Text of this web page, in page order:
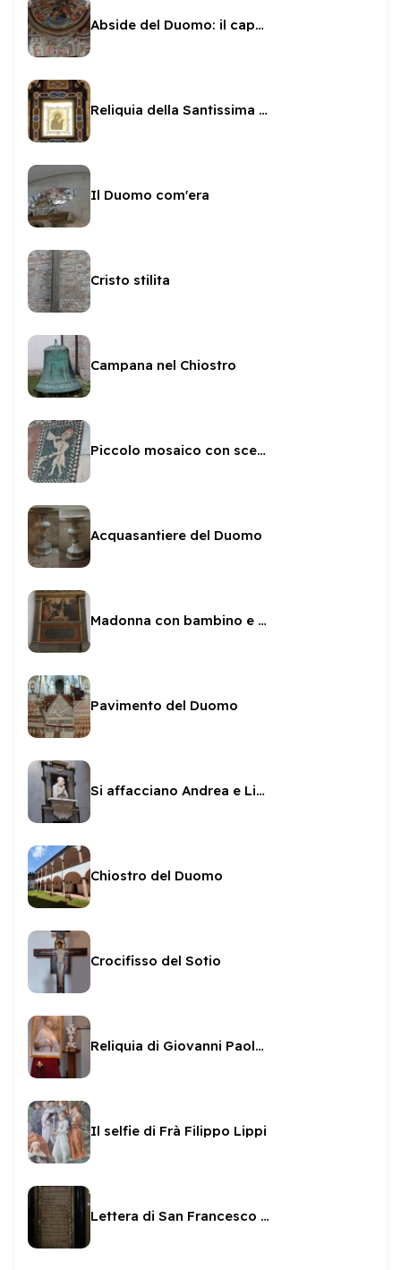
Abside del Duomo: il capolavoro di Fra' Filippo
Reliquia della Santissima Icona
Il Duomo com'era
Cristo stilita
Campana nel Chiostro
Piccolo mosaico con scena di caccia
Acquasantiere del Duomo
Madonna con bambino e San Clemente I Papa nel transetto sinistro
Pavimento del Duomo
Si affacciano Andrea e Livia
Chiostro del Duomo
Crocifisso del Sotio
Reliquia di Giovanni Paolo II
Il selfie di Frà Filippo Lippi
Lettera di San Francesco a Frate Leone